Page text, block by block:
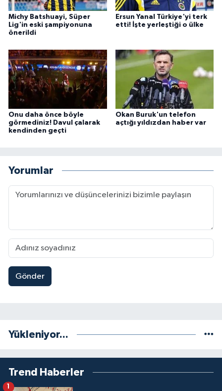
Michy Batshuayi, Süper
Lig'in eski şampiyonuna
önerildi
Ersun Yanal Türkiye'yi terk
etti! İşte yerleştiği o ülke
Onu daha önce böyle
görmediniz! Davul çalarak
kendinden geçti
Okan Buruk'un telefon
açtığı yıldızdan haber var
Yorumlar
Gönder
Yükleniyor...
Trend Haberler
1